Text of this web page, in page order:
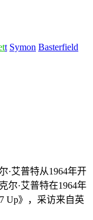
t Symon Basterfield
·艾普特从1964年开
尔·艾普特在1964年
Up》，采访来自英